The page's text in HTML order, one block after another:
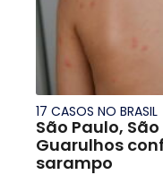
17 CASOS NO BRASIL
São Paulo,
Guarulhos
sarampo